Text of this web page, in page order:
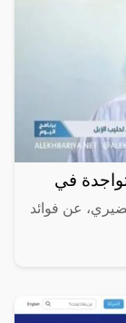
في
عن فوائد